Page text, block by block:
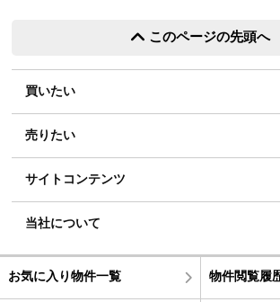
このページの先頭へ
買いたい
売りたい
サイトコンテンツ
当社について
お気に入り物件一覧 物件閲覧履